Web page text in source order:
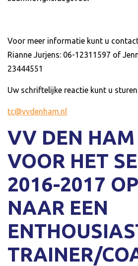
Voor meer informatie kunt u
Rianne Jurjens: 06-12311597 of
23444551
Uw schriftelijke reactie kunt u
tc@vvdenham.nl
VV DEN HAM
VOOR HET
2016-2017
NAAR EEN
TRAINER/